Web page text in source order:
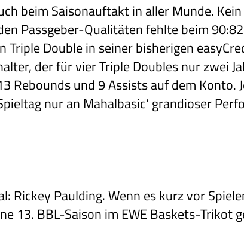
beim Saisonauftakt in aller Munde.
Passgeber-Qualitäten fehlte beim
Double in seiner bisherigen
der für vier Triple Doubles nur zwei
Rebounds und 9 Assists auf dem Konto.
nur an Mahalbasic‘ grandioser
Rickey Paulding. Wenn es kurz vor
13. BBL-Saison im EWE Baskets-Trikot